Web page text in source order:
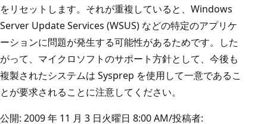
をリセットします。それが重複していると、Windows
Server Update Services (WSUS) などの特定のアプリケ
ーションに問題が発生する可能性があるためです。した
がって、マイクロソフトのサポート方針として、今後も
複製されたシステムは Sysprep を使用して一意であるこ
とが要求されることに注意してください。
公開: 2009 年 11 月 3 日火曜日 8:00 AM/投稿者: